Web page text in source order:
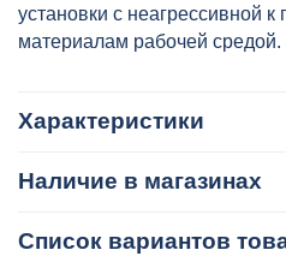
установки с неагрессивной
материалам рабочей средой.
Характеристики
Наличие в магазинах
Список вариантов